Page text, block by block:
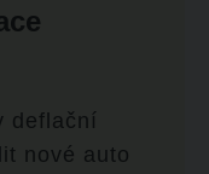
deflační
nové auto